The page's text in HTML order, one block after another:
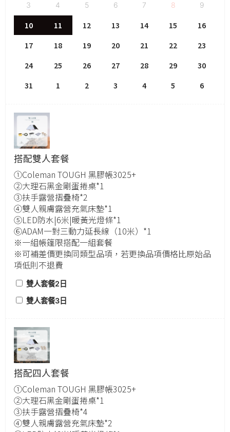
3 4 5 6 7 8 9
10 11 12 13 14 15
16
17
18 19 20 21 22
23
24
25 26 27 28 29
30
31
1 2 3 4 5 6
搭配雙人套餐
①Coleman TOUGH 黑膠帳3025+
②大理石黑金剛蛋捲桌*1
③扶手露營摺疊椅*2
④雙人親膚露營充氣床墊*1
⑤LED防水|6米|暖黃光燈條*1
⑥ADAM一對三動力延長線（10米）*1
※一組帳篷限搭配一組套餐
※可補差價更換同類型品項，若更換品項價格比原始品
項低則不退費
雙人套餐2日
雙人套餐3日
搭配四人套餐
①Coleman TOUGH 黑膠帳3025+
②大理石黑金剛蛋捲桌*1
③扶手露營摺疊椅*4
④雙人親膚露營充氣床墊*2